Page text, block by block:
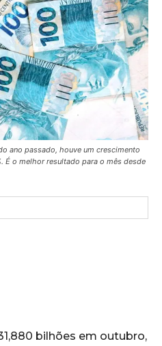
ano passado, houve um crescimento
É o melhor resultado para o mês desde
bilhões em outubro,